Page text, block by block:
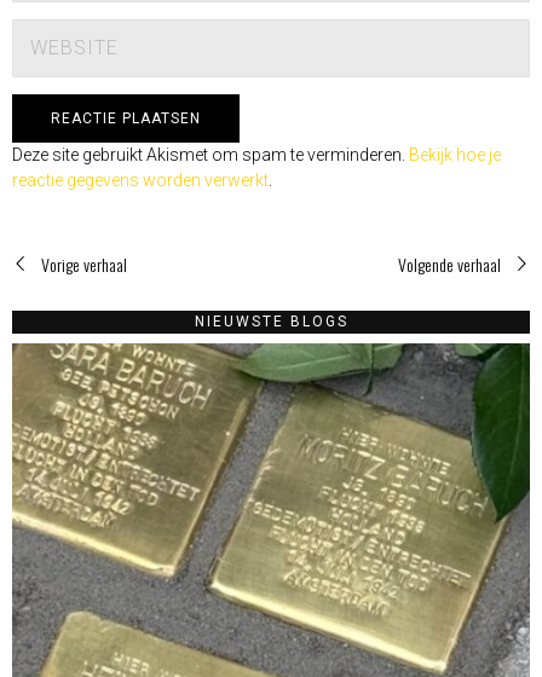
Deze site gebruikt Akismet om spam te verminderen. Bekijk hoe je
reactie gegevens worden verwerkt
Vorige verhaal Volgende verhaal
NIEUWSTE BLOGS